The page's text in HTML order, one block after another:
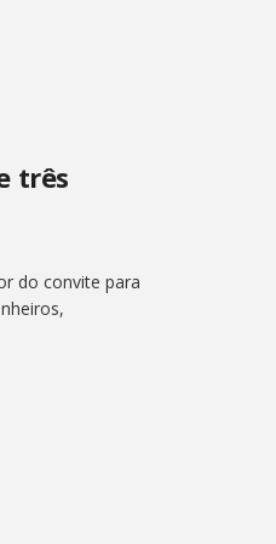
três
do convite para